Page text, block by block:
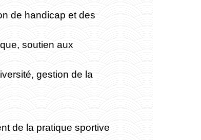
de handicap et des
soutien aux
gestion de la
de la pratique sportive